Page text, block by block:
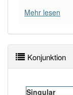
Mehr lesen
Konjunktion
Singular